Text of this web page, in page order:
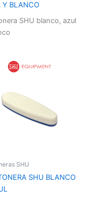
Y BLANCO
SHU blanco, azul
SHU
SHU BLANCO